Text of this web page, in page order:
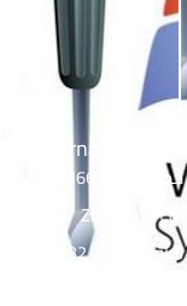
حجم الملف: 166 MB
نوع الملف: Zip
توافق النواة: 32 & 64-Bit